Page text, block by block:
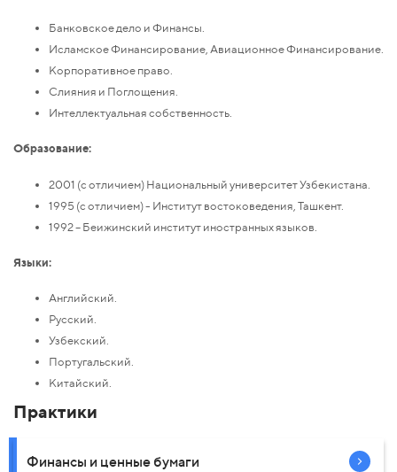
Банковское дело и Финансы.
Исламское Финансирование, Авиационное Финансирование.
Корпоративное право.
Слияния и Поглощения.
Интеллектуальная собственность.
Образование:
2001 (с отличием) Национальный университет Узбекистана.
1995 (с отличием) - Институт востоковедения, Ташкент.
1992 – Беижинский институт иностранных языков.
Языки:
Английский.
Русский.
Узбекский.
Португальский.
Китайский.
Практики
Финансы и ценные бумаги